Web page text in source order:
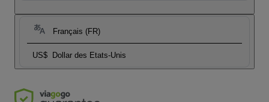
Français (FR)
US$ Dollar des Etats-Unis